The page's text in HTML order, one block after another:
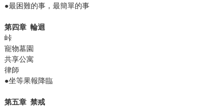
●最困難的事，最簡單的事
第四章 輪迴
峠
寵物墓園
共享公寓
律師
●坐等果報降臨
第五章 禁戒